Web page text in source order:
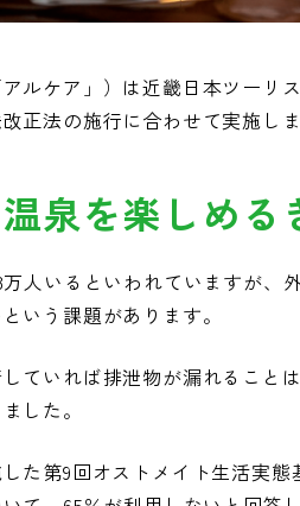
ルケア」）は近畿日本ツーリ
正法の施行に合わせて実施しま
泉を楽しめ
人いるといわれていますが
いう課題があります。
ていれば排泄物が漏れること
した。
た第9回オストメイト生活実